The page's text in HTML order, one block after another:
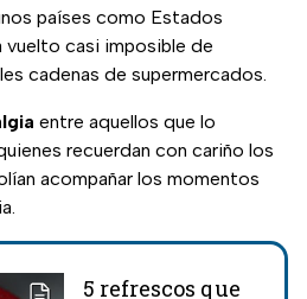
países como Estados
vuelto casi imposible de
cadenas de supermercados.
entre aquellos que lo
recuerdan con cariño los
acompañar los momentos
5 refrescos que